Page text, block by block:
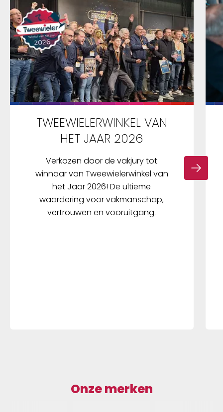
TWEEWIELERWINKEL VAN
HET JAAR 2026
Verkozen door de vakjury tot
winnaar van Tweewielerwinkel van
het Jaar 2026! De ultieme
waardering voor vakmanschap,
vertrouwen en vooruitgang.
Onze merken